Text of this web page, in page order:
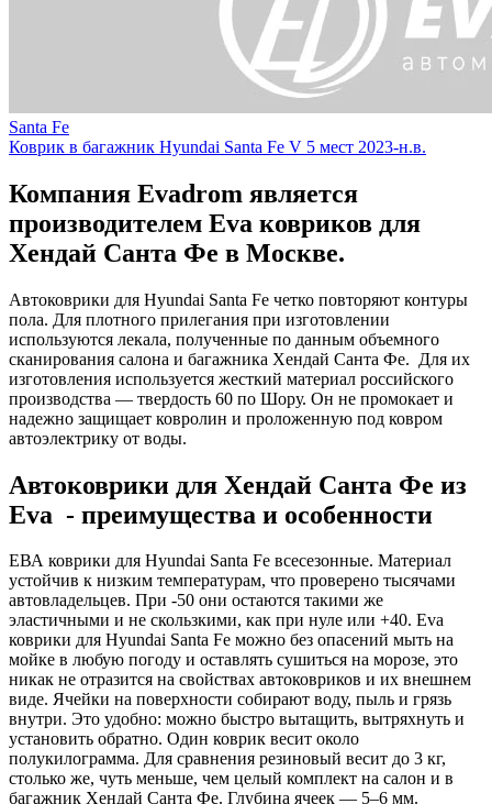
Santa Fe
Коврик в багажник Hyundai Santa Fe V 5 мест 2023-н.в.
Компания Evadrom является
производителем Eva ковриков для
Хендай Санта Фе в Москве.
Автоковрики для Hyundai Santa Fe четко повторяют контуры
пола. Для плотного прилегания при изготовлении
используются лекала, полученные по данным объемного
сканирования салона и багажника Хендай Санта Фе. Для их
изготовления используется жесткий материал российского
производства — твердость 60 по Шору. Он не промокает и
надежно защищает ковролин и проложенную под ковром
автоэлектрику от воды.
Автоковрики для Хендай Санта Фе из
Eva - преимущества и особенности
ЕВА коврики для Hyundai Santa Fe всесезонные. Материал
устойчив к низким температурам, что проверено тысячами
автовладельцев. При -50 они остаются такими же
эластичными и не скользкими, как при нуле или +40. Eva
коврики для Hyundai Santa Fe можно без опасений мыть на
мойке в любую погоду и оставлять сушиться на морозе, это
никак не отразится на свойствах автоковриков и их внешнем
виде. Ячейки на поверхности собирают воду, пыль и грязь
внутри. Это удобно: можно быстро вытащить, вытряхнуть и
установить обратно. Один коврик весит около
полукилограмма. Для сравнения резиновый весит до 3 кг,
столько же, чуть меньше, чем целый комплект на салон и в
багажник Хендай Санта Фе. Глубина ячеек — 5–6 мм.